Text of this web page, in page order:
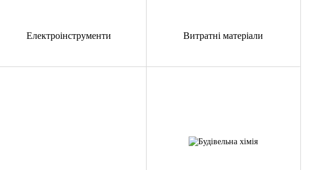
Електроінструменти Витратні матеріали